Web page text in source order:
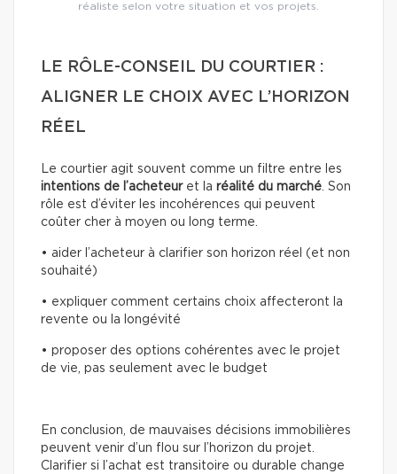
réaliste selon votre situation et vos projets.
LE RÔLE-CONSEIL DU COURTIER :
ALIGNER LE CHOIX AVEC L’HORIZON
RÉEL
Le courtier agit souvent comme un filtre entre les
intentions de l’acheteuret la réalité du marché. Son
rôle est d’éviter les incohérences qui peuvent
coûter cher à moyen ou long terme.
• aider l’acheteur à clarifier son horizon réel (et non
souhaité)
• expliquer comment certains choix affecteront la
revente ou la longévité
• proposer des options cohérentes avec le projet
de vie, pas seulement avec le budget
En conclusion, de mauvaises décisions immobilières
peuvent venir d’un flou sur l’horizon du projet.
Clarifier si l’achat est transitoire ou durable change